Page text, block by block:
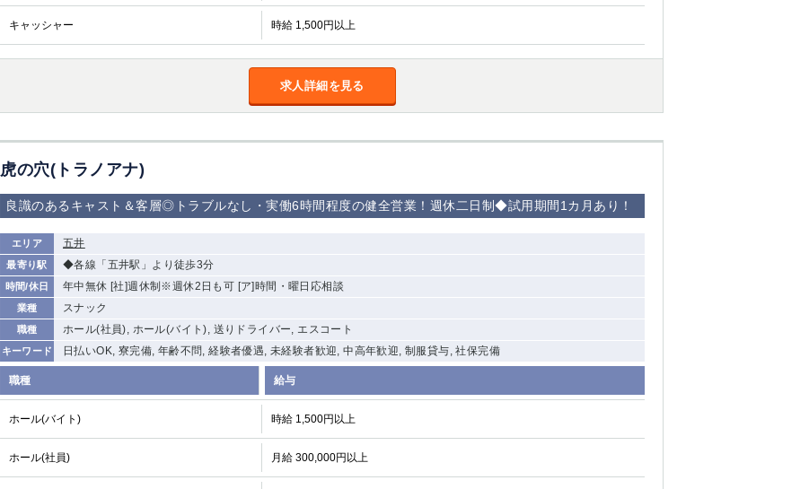
キャッシャー 時給 1,500円以上
求人詳細を見る
虎の穴(トラノアナ)
良識のあるキャスト＆客層◎トラブルなし・実働6時間程度の健全営業！週休二日制◆試用期間1カ月あり！
エリア 五井
最寄り駅 ◆各線「五井駅」より徒歩3分
時間/休日 年中無休 [社]週休制※週休2日も可 [ア]時間・曜日応相談
業種 スナック
職種 ホール(社員), ホール(バイト), 送りドライバー, エスコート
キーワード 日払いOK, 寮完備, 年齢不問, 経験者優遇, 未経験者歓迎, 中高年歓迎, 制服貸与, 社保完備
職種 給与
ホール(バイト) 時給 1,500円以上
ホール(社員) 月給 300,000円以上
茅ヶ崎 戸塚 たまプラーザ 大船
相模原
厚木
桜木町
志木 川越
獨協大学前＜草
加松原＞
船橋 津田沼
佐倉
柏（西口） 木更津 柏（東口）
下総中山
茂原
松戸 八千代台 本八幡
東金
浦安
宇都宮 小山
東武宇都宮（宇
都宮西口）
土浦 ひたち野うしく
0 選択した内容で設定